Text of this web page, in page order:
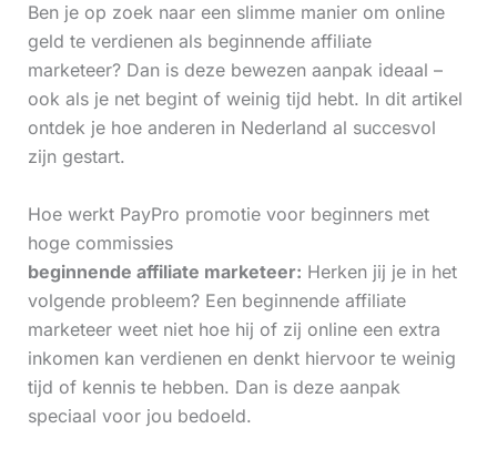
Ben je op zoek naar een slimme manier om online
geld te verdienen als beginnende affiliate
marketeer? Dan is deze bewezen aanpak ideaal –
ook als je net begint of weinig tijd hebt. In dit artikel
ontdek je hoe anderen in Nederland al succesvol
zijn gestart.
Hoe werkt PayPro promotie voor beginners met
hoge commissies
beginnende affiliate marketeer: Herken jij je in het
volgende probleem? Een beginnende affiliate
marketeer weet niet hoe hij of zij online een extra
inkomen kan verdienen en denkt hiervoor te weinig
tijd of kennis te hebben. Dan is deze aanpak
speciaal voor jou bedoeld.